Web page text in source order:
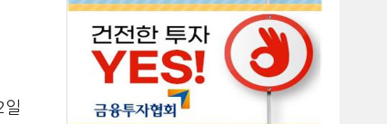
일